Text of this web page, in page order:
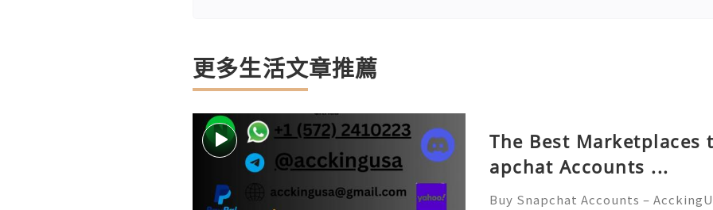
更多生活文章推薦
The Best Marketplaces
apchat Accounts ...
Buy Snapchat Accounts –